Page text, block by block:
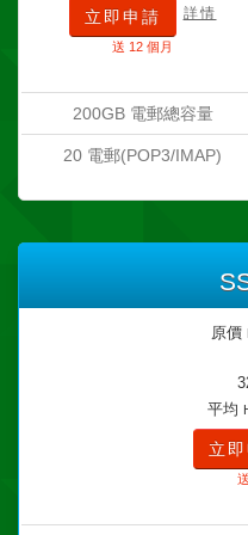
立即申請 詳情
送 12 個月
200GB 電郵總容量
20 電郵(POP3/IMAP)
原價
平均
立